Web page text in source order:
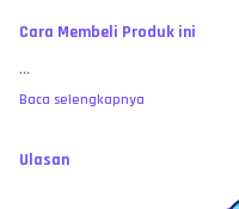
Cara Membeli Produk ini
...
Baca selengkapnya
Ulasan